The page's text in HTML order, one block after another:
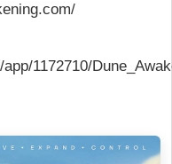
1172710/